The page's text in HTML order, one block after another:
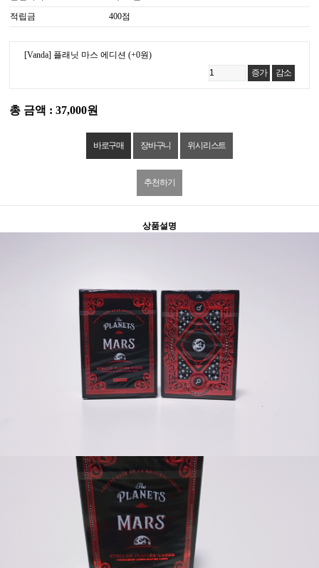
적립금
400점
[Vanda] 플래닛 마스 에디션 (+0원)
증가
감소
총 금액 : 37,000원
위시리스트
추천하기
상품설명